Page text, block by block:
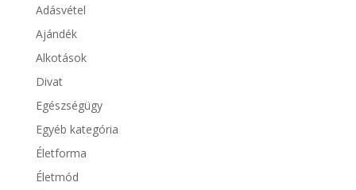
Adásvétel
Ajándék
Alkotások
Divat
Egészségügy
Egyéb kategória
Életforma
Életmód